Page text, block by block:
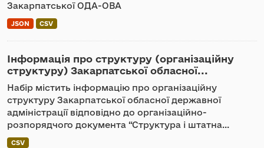
Закарпатської ОДА-ОВА
JSON CSV
Інформація про структуру (організаційну
структуру) Закарпатської обласної...
Набір містить інформацію про організаційну
структуру Закарпатської обласної державної
адміністрації відповідно до організаційно-
розпорядчого документа “Структура і штатна...
CSV